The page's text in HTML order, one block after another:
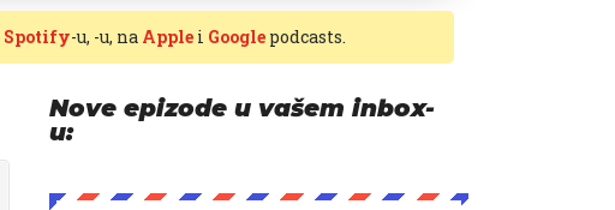
Spotify-u, -u, na Applei Googlepodcasts.
Nove epizode u vašem inbox-
u: